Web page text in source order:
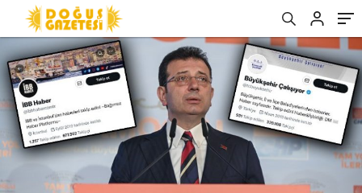
başladı: ‘Yöneticisi Murat Kurum’la anlaştı’
iddiası